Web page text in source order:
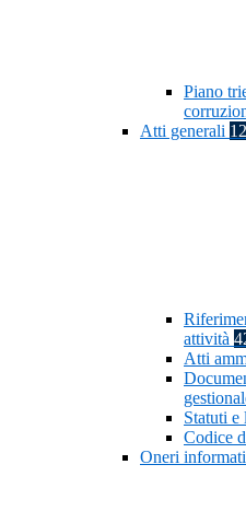
Piano
Atti generali
attività
Atti
Statuti e
Codice
Oneri